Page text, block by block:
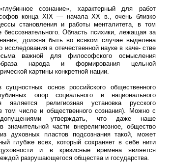
сознание», характерный для работ
конца XIX — начала ХХ в., очень близко
становления и работы менталитета, в том
Область психики, лежащая за
должна быть во всяком случае выделена
исследования в отечественной науке в каче- стве
важной для философского осмысления
народа и формирования цельной
картины конкретной нации.
основ российского общественного
опор социального и национального
является религиозная установка русского
том числе и общественного сознания). Можно с
утверждать, что даже наше
значительной части внерелигиозное, общество
духовных пластов подсознания такой, может
глубже всех, который сохраняет в себе нити
и в кризисные времена является
разрушающегося общества и государства.